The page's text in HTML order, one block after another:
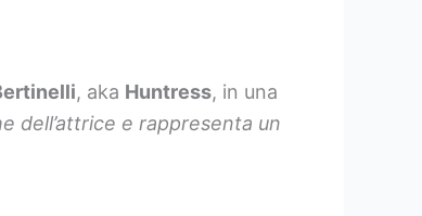
, aka Huntress, in una
dell’attrice e rappresenta un